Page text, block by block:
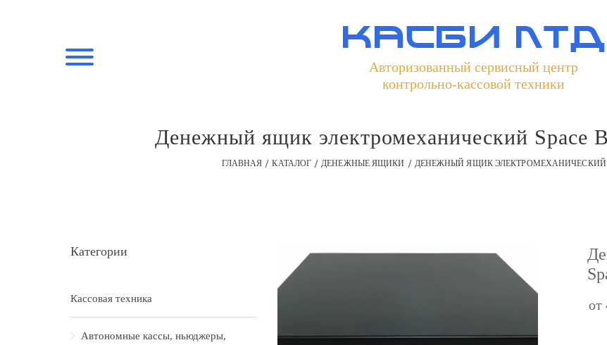
касби лтд
Авторизованный сервисный центр
контрольно-кассовой техники
Денежный ящик электромеханический Space
ГЛАВНАЯ КАТАЛОГ ДЕНЕЖНЫЕ ЯЩИКИ ДЕНЕЖНЫЙ ЯЩИК ЭЛЕКТРОМЕХАНИЧЕСКИЙ
Категории
Кассовая техника
Автономные кассы, ньюджеры,
от